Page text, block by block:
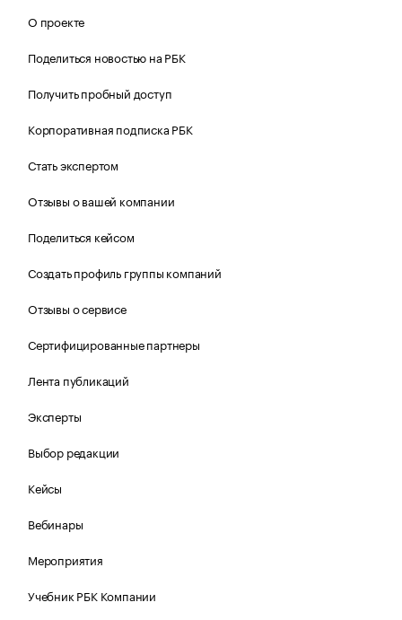
О проекте
Поделиться новостью на РБК
Получить пробный доступ
Корпоративная подписка РБК
Стать экспертом
Отзывы о вашей компании
Поделиться кейсом
Создать профиль группы компаний
Отзывы о сервисе
Сертифицированные партнеры
Лента публикаций
Эксперты
Выбор редакции
Кейсы
Вебинары
Мероприятия
Учебник РБК Компании